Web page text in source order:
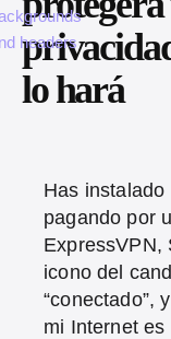
lo hará
Has
pagando por
ExpressVPN,
icono del
“conectado”,
mi Internet es